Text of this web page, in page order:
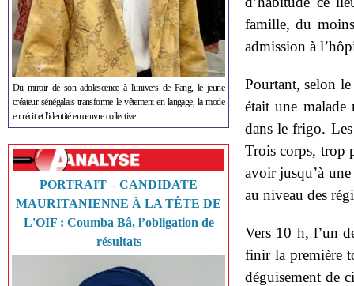
Du miroir de son adolescence à l'univers de Fang, le jeune
créateur sénégalais transforme le vêtement en langage, la mode
en récit et l'identité en œuvre collective.
PORTRAIT – CANDIDATE
MAURITANIENNE À LA TÊTE DE
L'OIF : Coumba Bâ, l’obligation de
résultats
famille, du
admission à
Pourtant, selon
était une
dans le frigo.
Trois corps, trop
avoir jusqu’à
au niveau des
Vers 10 h, l’un
finir la première
déguisement de